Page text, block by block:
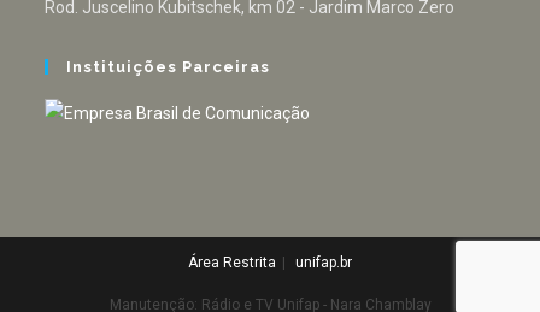
Rod. Juscelino Kubitschek, km 02 - Jardim Marco Zero
Instituições Parceiras
Área Restrita unifap.br
Manutenção: Rádio e TV Unifap - Nara Chamblay